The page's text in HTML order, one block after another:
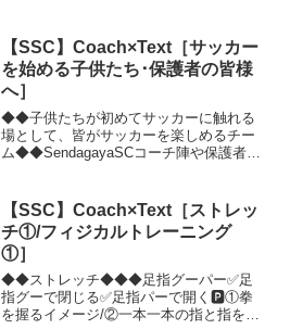
込んだこの結果は、決して「エリート教
育」の賜...
【SSC】Coach×Text［サッカー
を始める子供たち･保護者の皆様
へ］
◆◆子供たちが初めてサッカーに触れる
場として、皆がサッカーを楽しめるチー
ム◆◆SendagayaSCコーチ陣や保護者は
大切にする。サッカーを始めると、協調
性やチームワー...
【SSC】Coach×Text［ストレッ
チ①/フィジカルトレーニング
①］
◆◆ストレッチ◆◆◆足指グーパー✅足
指グーで閉じる✅足指パーで開く🅿️①拳
を握るイメージ/②一本一本の指と指を開